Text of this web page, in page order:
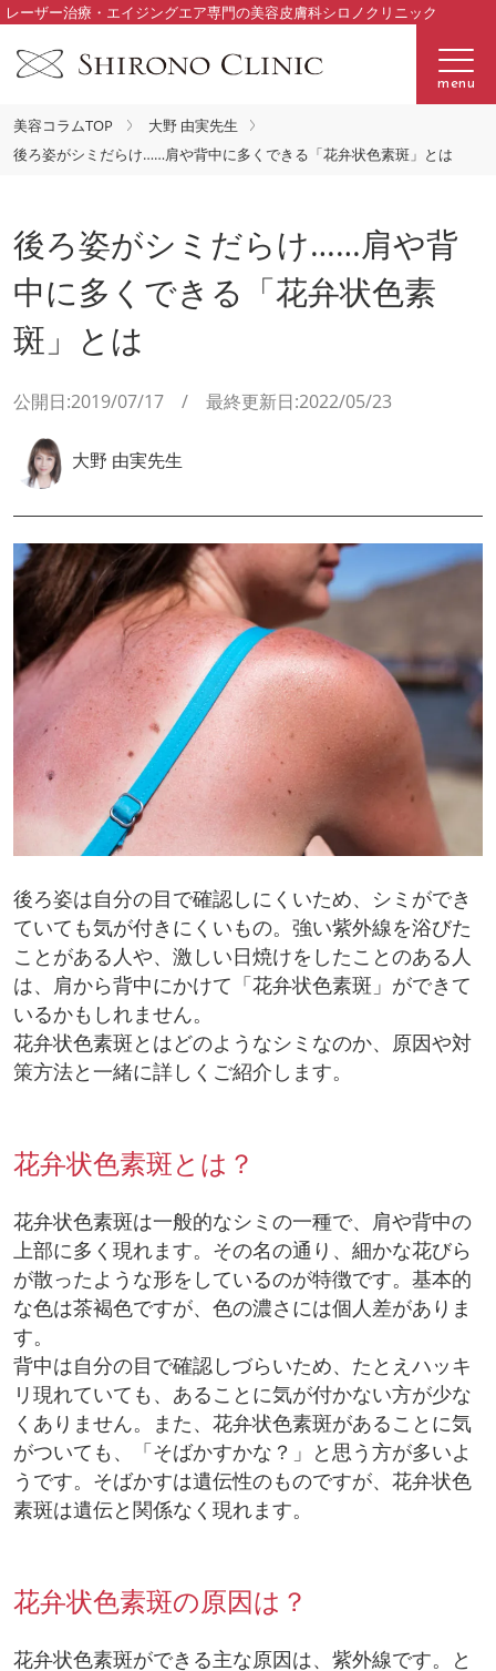
レーザー治療・エイジングエア専門の美容皮膚科シロノクリニック
menu
美容コラムTOP
大野 由実先生
後ろ姿がシミだらけ……肩や背中に多くできる「花弁状色素斑」とは
後ろ姿がシミだらけ……肩や背
中に多くできる「花弁状色素
斑」とは
公開日:2019/07/17 / 最終更新日:2022/05/23
大野 由実先生
後ろ姿は自分の目で確認しにくいため、シミができ
ていても気が付きにくいもの。強い紫外線を浴びた
ことがある人や、激しい日焼けをしたことのある人
は、肩から背中にかけて「花弁状色素斑」ができて
いるかもしれません。
花弁状色素斑とはどのようなシミなのか、原因や対
策方法と一緒に詳しくご紹介します。
花弁状色素斑とは？
花弁状色素斑は一般的なシミの一種で、肩や背中の
上部に多く現れます。その名の通り、細かな花びら
が散ったような形をしているのが特徴です。基本的
な色は茶褐色ですが、色の濃さには個人差がありま
す。
背中は自分の目で確認しづらいため、たとえハッキ
リ現れていても、あることに気が付かない方が少な
くありません。また、花弁状色素斑があることに気
がついても、「そばかすかな？」と思う方が多いよ
うです。そばかすは遺伝性のものですが、花弁状色
素斑は遺伝と関係なく現れます。
花弁状色素斑の原因は？
花弁状色素斑ができる主な原因は、紫外線です。と